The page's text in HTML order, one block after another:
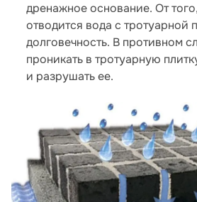
дренажное основание. От
отводится вода с тротуарной
долговечность. В противном
проникать в тротуарную
и разрушать ее.